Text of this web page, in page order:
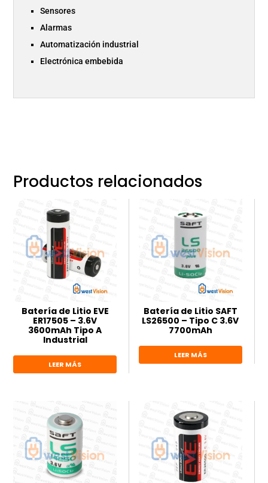
Sensores
Alarmas
Automatización industrial
Electrónica embebida
Productos relacionados
Batería de Litio EVE
ER17505 – 3.6V
3600mAh Tipo A
Industrial
LEER MÁS
Batería de Litio SAFT
LS26500 – Tipo C 3.6V
7700mAh
LEER MÁS